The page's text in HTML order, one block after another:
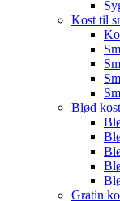
Kost til
Blød kost
Gratin